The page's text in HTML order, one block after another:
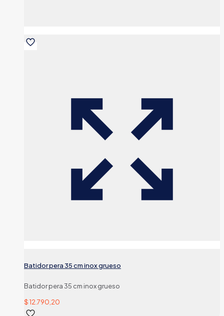
Batidor pera 35 cm inox grueso
Batidor pera 35 cm inox grueso
$12.790,20